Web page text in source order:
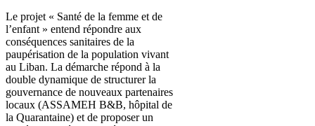
Le projet « Santé de la femme et de
l’enfant » entend répondre aux
conséquences sanitaires de la
paupérisation de la population vivant
au Liban. La démarche répond à la
double dynamique de structurer la
gouvernance de nouveaux partenaires
locaux (ASSAMEH B&B, hôpital de
la Quarantaine) et de proposer un